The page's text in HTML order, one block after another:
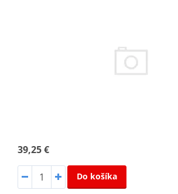
39,25 €
Do košíka